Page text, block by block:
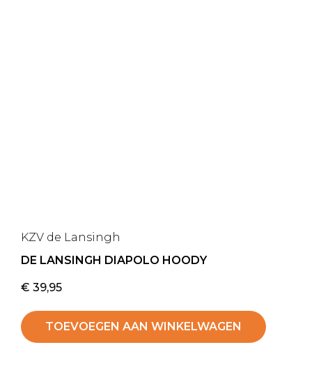
KZV de Lansingh
DE LANSINGH DIAPOLO HOODY
€ 39,95
TOEVOEGEN AAN WINKELWAGEN